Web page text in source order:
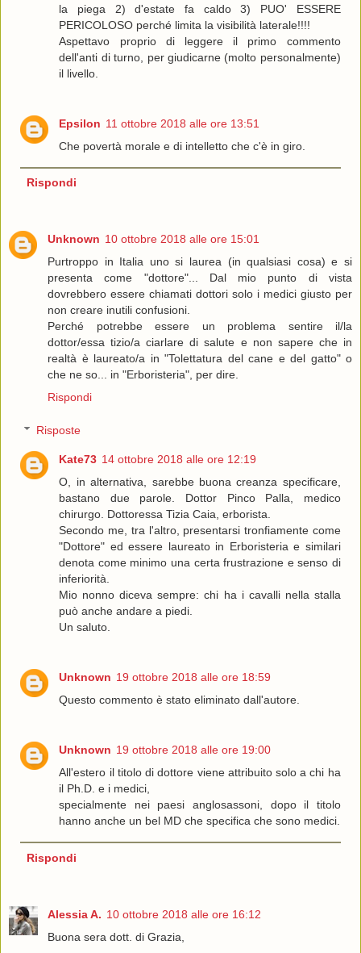
la piega 2) d'estate fa caldo 3) PUO' ESSERE
PERICOLOSO perché limita la visibilità laterale!!!!
Aspettavo proprio di leggere il primo commento
dell'anti di turno, per giudicarne (molto personalmente)
il livello.
Epsilon 11 ottobre 2018 alle ore 13:51
Che povertà morale e di intelletto che c'è in giro.
Rispondi
Unknown 10 ottobre 2018 alle ore 15:01
Purtroppo in Italia uno si laurea (in qualsiasi cosa) e si
presenta come "dottore"... Dal mio punto di vista
dovrebbero essere chiamati dottori solo i medici giusto per
non creare inutili confusioni.
Perché potrebbe essere un problema sentire il/la
dottor/essa tizio/a ciarlare di salute e non sapere che in
realtà è laureato/a in "Tolettatura del cane e del gatto" o
che ne so... in "Erboristeria", per dire.
Rispondi
Risposte
Kate73 14 ottobre 2018 alle ore 12:19
O, in alternativa, sarebbe buona creanza specificare,
bastano due parole. Dottor Pinco Palla, medico
chirurgo. Dottoressa Tizia Caia, erborista.
Secondo me, tra l'altro, presentarsi tronfiamente come
"Dottore" ed essere laureato in Erboristeria e similari
denota come minimo una certa frustrazione e senso di
inferiorità.
Mio nonno diceva sempre: chi ha i cavalli nella stalla
può anche andare a piedi.
Un saluto.
Unknown 19 ottobre 2018 alle ore 18:59
Questo commento è stato eliminato dall'autore.
Unknown 19 ottobre 2018 alle ore 19:00
All'estero il titolo di dottore viene attribuito solo a chi ha
il Ph.D. e i medici,
specialmente nei paesi anglosassoni, dopo il titolo
hanno anche un bel MD che specifica che sono medici.
Rispondi
Alessia A. 10 ottobre 2018 alle ore 16:12
Buona sera dott. di Grazia,